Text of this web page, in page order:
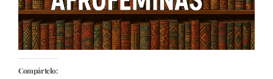
Compártelo: